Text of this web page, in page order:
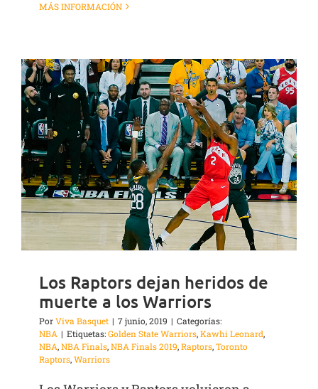
MÁS INFORMACIÓN
Los Raptors dejan heridos de
muerte a los Warriors
PorViva Basquet | 7 junio, 2019 | Categorías:
NBA | Etiquetas:Golden State Warriors,Kawhi Leonard,
NBA,NBA Finals,NBA Finals 2019,Raptors,Toronto
Raptors,Warriors